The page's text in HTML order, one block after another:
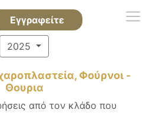
Εγγραφείτε
2025
Φούρνοι -
Θουρια
από τον κλάδο που